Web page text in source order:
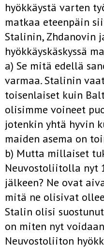
hyökkäystä varten
matkaa eteenpäin
Stalinin, Zhdanovin
hyökkäyskäskyssä
a) Se mitä edellä
varmaa. Stalinin
toisenlaiset kuin
olisimme voineet
jotenkin yhtä hyvin
maiden asema on
b) Mutta millaiset
Neuvostoliitolla nyt
jälkeen? Ne ovat
mitä ne olisivat
Stalin olisi suostunut
on miten nyt
Neuvostoliiton